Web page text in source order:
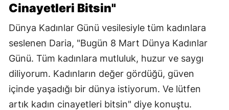
Cinayetleri Bitsin"
Dünya Kadınlar Günü vesilesiyle tüm kadınlara
seslenen Daria, "Bugün 8 Mart Dünya Kadınlar
Günü. Tüm kadınlara mutluluk, huzur ve saygı
diliyorum. Kadınların değer gördüğü, güven
içinde yaşadığı bir dünya istiyorum. Ve lütfen
artık kadın cinayetleri bitsin" diye konuştu.